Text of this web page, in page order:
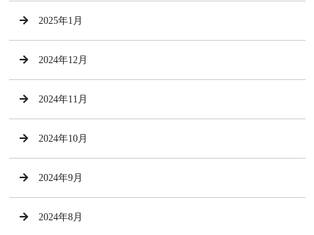
2025年1月
2024年12月
2024年11月
2024年10月
2024年9月
2024年8月